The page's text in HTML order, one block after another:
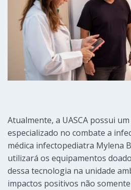
Atualmente, a UASCA possui
especializado no combate a
médica infectopediatra Mylena
utilizará os equipamentos
dessa tecnologia na unidade
impactos positivos não